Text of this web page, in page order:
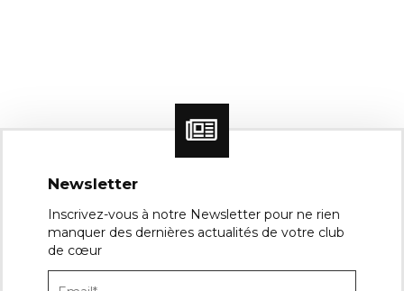
Newsletter
Inscrivez-vous à notre Newsletter pour ne rien
manquer des dernières actualités de votre club
de cœur